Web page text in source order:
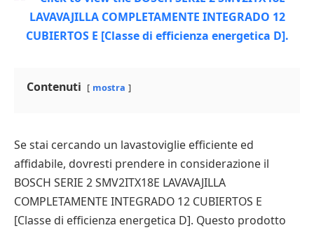
Contenuti mostra
Se stai cercando un lavastoviglie efficiente ed
affidabile, dovresti prendere in considerazione il
BOSCH SERIE 2 SMV2ITX18E LAVAVAJILLA
COMPLETAMENTE INTEGRADO 12 CUBIERTOS E
[Classe di efficienza energetica D]. Questo prodotto